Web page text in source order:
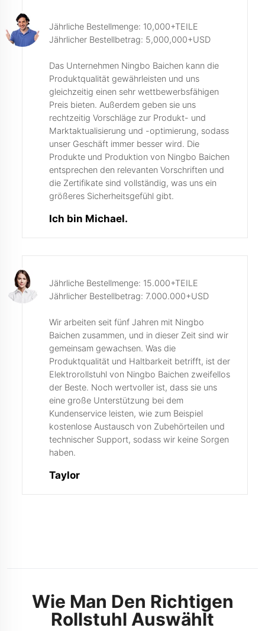
Jährliche Bestellmenge: 10,000+TEILE
Jährlicher Bestellbetrag: 5,000,000+USD
Das Unternehmen Ningbo Baichen kann die
Produktqualität gewährleisten und uns
gleichzeitig einen sehr wettbewerbsfähigen
Preis bieten. Außerdem geben sie uns
rechtzeitig Vorschläge zur Produkt- und
Marktaktualisierung und -optimierung, sodass
unser Geschäft immer besser wird. Die
Produkte und Produktion von Ningbo Baichen
entsprechen den relevanten Vorschriften und
die Zertifikate sind vollständig, was uns ein
größeres Sicherheitsgefühl gibt.
Ich bin Michael.
Jährliche Bestellmenge: 15.000+TEILE
Jährlicher Bestellbetrag: 7.000.000+USD
Wir arbeiten seit fünf Jahren mit Ningbo
Baichen zusammen, und in dieser Zeit sind wir
gemeinsam gewachsen. Was die
Produktqualität und Haltbarkeit betrifft, ist der
Elektrorollstuhl von Ningbo Baichen zweifellos
der Beste. Noch wertvoller ist, dass sie uns
eine große Unterstützung bei dem
Kundenservice leisten, wie zum Beispiel
kostenlose Austausch von Zubehörteilen und
technischer Support, sodass wir keine Sorgen
haben.
Taylor
Vorteile
Wie Man Den Richtigen
Rollstuhl Auswählt